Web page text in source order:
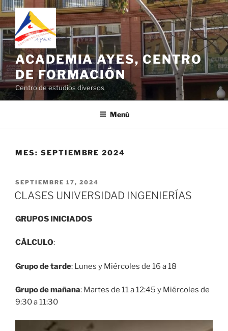
Saltar
al
contenido
ACADEMIA AYES, CENTRO
DE FORMACIÓN
Centro de estudios diversos
Menú
MES: SEPTIEMBRE 2024
PUBLICADO
EL
SEPTIEMBRE 17, 2024
CLASES UNIVERSIDAD INGENIERÍAS
GRUPOS INICIADOS
CÁLCULO:
Grupo de tarde: Lunes y Miércoles de 16 a 18
Grupo de mañana: Martes de 11 a 12:45 y Miércoles de
9:30 a 11:30